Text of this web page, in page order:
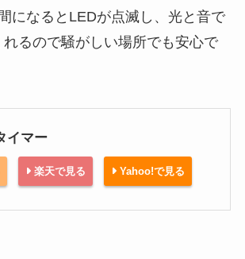
になるとLEDが点滅し、光と音で
るので騒がしい場所でも安心で
イマー
楽天で見る Yahoo!で見る